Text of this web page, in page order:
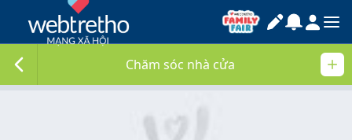
Chăm sóc nhà cửa